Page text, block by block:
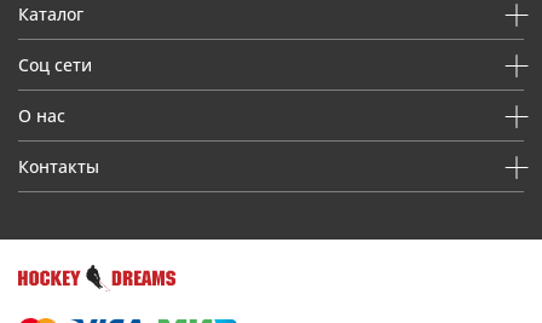
Каталог
Соц сети
О нас
Контакты